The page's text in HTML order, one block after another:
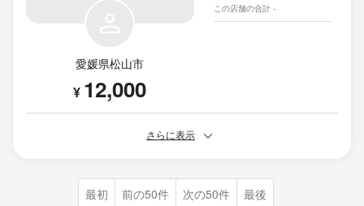
愛媛県松山市
¥ 12,000
この店舗の合計 -
さらに表示
最初 前の50件 次の50件 最後